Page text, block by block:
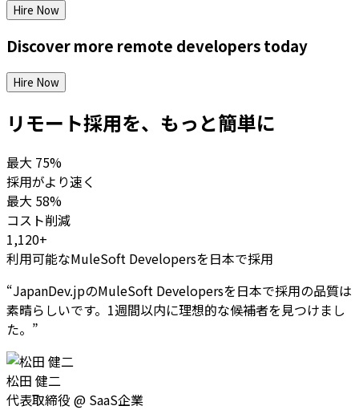
Hire Now
Discover more remote developerstoday
Hire Now
リモート採用を、もっと簡単に
最大 75%
採用がより速く
最大 58%
コスト削減
1,120+
利用可能なMuleSoft Developersを日本で採用
“JapanDev.jpのMuleSoft Developersを日本で採用の品質は
素晴らしいです。1週間以内に理想的な候補者を見つけまし
た。 ”
松田 健二
代表取締役 @ SaaS企業